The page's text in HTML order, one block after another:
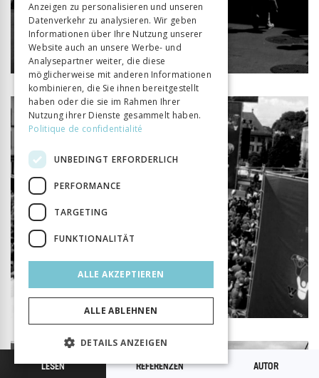
LESEN REFERENZEN AUTOR
ITALIAN
Anzeigen zu personalisieren und unseren
Datenverkehr zu analysieren. Wir geben
Informationen über Ihre Nutzung unserer
Website auch an unsere Werbe- und
Analysepartner weiter, die diese
möglicherweise mit anderen Informationen
kombinieren, die Sie ihnen bereitgestellt
haben oder die sie im Rahmen Ihrer
Nutzung ihrer Dienste gesammelt haben.
Politique de confidentialité
UNBEDINGT ERFORDERLICH
PERFORMANCE
TARGETING
FUNKTIONALITÄT
ALLE AKZEPTIEREN
ALLE ABLEHNEN
DETAILS ANZEIGEN